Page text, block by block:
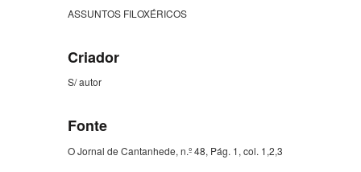
ASSUNTOS FILOXÉRICOS
Criador
S/ autor
Fonte
O Jornal de Cantanhede, n.º 48, Pág. 1, col. 1,2,3